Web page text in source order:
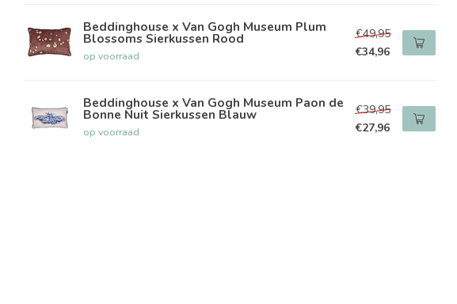
Beddinghouse x Van Gogh Museum Plum
Blossoms Sierkussen Rood
op voorraad
€49,95
€34,96
Beddinghouse x Van Gogh Museum Paon de
Bonne Nuit Sierkussen Blauw
op voorraad
€39,95
€27,96